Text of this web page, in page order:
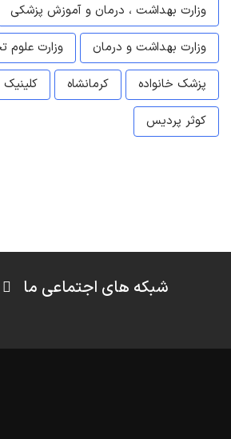
وزارت بهداشت ، درمان و آموزش پزشکی
وزارت بهداشت و درمان
وزارت علوم
پزشک خانواده
کرمانشاه کلینیک
کوثر پردیس
شبکه های اجتماعی ما